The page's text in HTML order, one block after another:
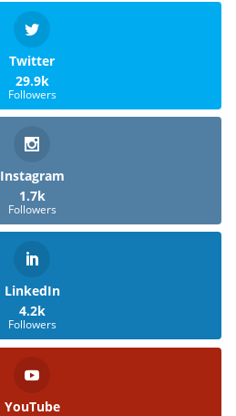
Twitter
29.9k
Followers
Instagram
1.7k
Followers
LinkedIn
4.2k
Followers
YouTube